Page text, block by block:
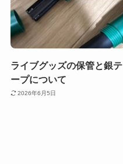
ライブグッズの保管と銀テ
ープについて
2026年6月5日